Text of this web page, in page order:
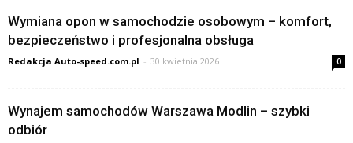
Wymiana opon w samochodzie osobowym – komfort,
bezpieczeństwo i profesjonalna obsługa
Redakcja Auto-speed.com.pl - 30 kwietnia 2026 0
Wynajem samochodów Warszawa Modlin – szybki
odbiór